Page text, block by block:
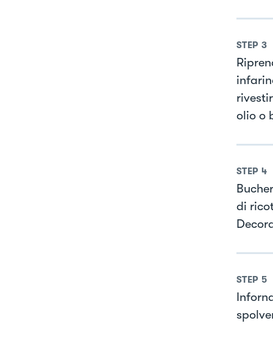
STEP 3
olio o
STEP 4
di
STEP 5